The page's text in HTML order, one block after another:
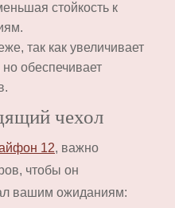
стойкость к
так как увеличивает
обеспечивает
чехол
12, важно
чтобы он
вашим ожиданиям: